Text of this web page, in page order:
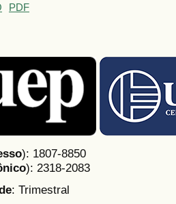
PDF
): 1807-8850
): 2318-2083
: Trimestral